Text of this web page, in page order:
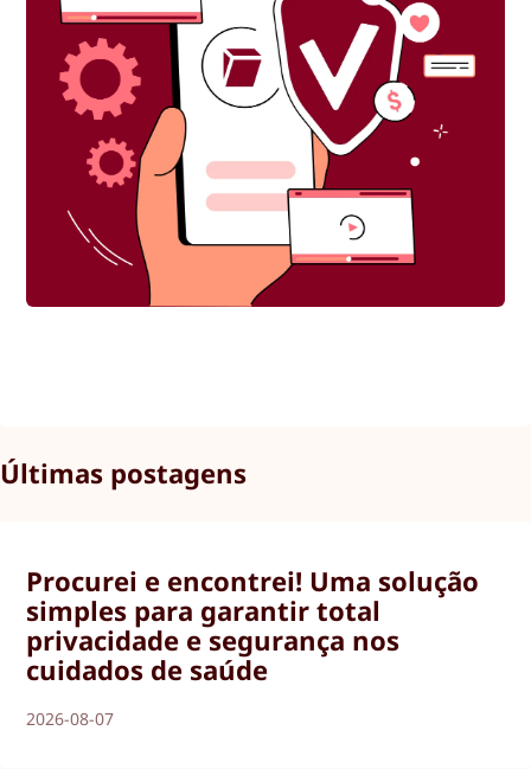
Últimas postagens
Procurei e encontrei! Uma solução
simples para garantir total
privacidade e segurança nos
cuidados de saúde
2026-08-07